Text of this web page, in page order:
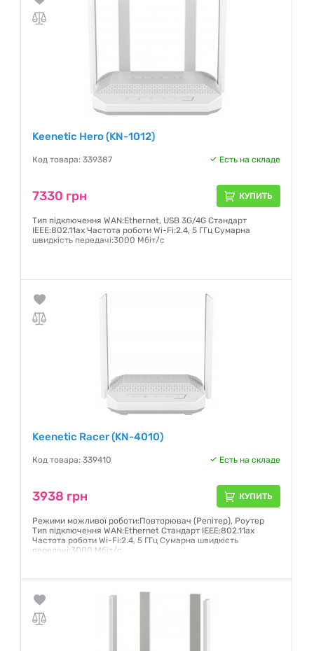
Keenetic Hero (KN-1012)
Код товара: 339387 Есть на складе
7330 грн КУПИТЬ
Тип підключення WAN:Ethernet, USB 3G/4G Стандарт
IEEE:802.11ax Частота роботи Wi-Fi:2.4, 5 ГГц Сумарна
швидкість передачі:3000 Мбіт/с
Keenetic Racer (KN-4010)
Код товара: 339410 Есть на складе
3938 грн КУПИТЬ
Режими можливої роботи:Повторювач (Репітер), Роутер
Тип підключення WAN:Ethernet Стандарт IEEE:802.11ax
Частота роботи Wi-Fi:2.4, 5 ГГц Сумарна швидкість
передачі:3000 Мбіт/с